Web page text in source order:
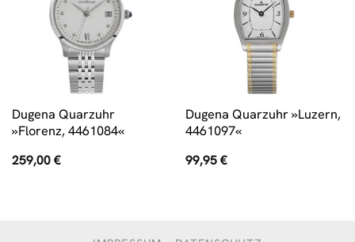
Dugena Quarzuhr
»Florenz, 4461084«
259,00€
Dugena Quarzuhr »Luzern,
4461097«
99,95€